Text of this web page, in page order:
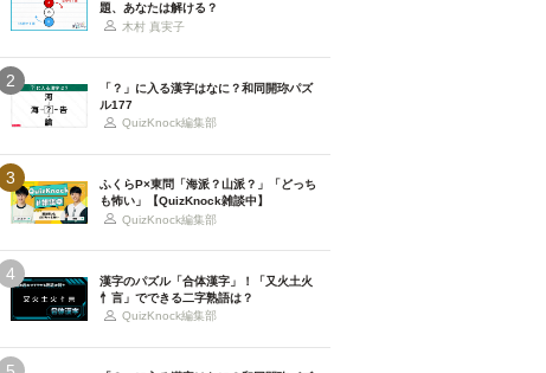
題、あなたは解ける？
木村 真実子
2
「？」に入る漢字はなに？和同開珎パズ
ル177
QuizKnock編集部
3
ふくらP×東問「海派？山派？」「どっち
も怖い」【QuizKnock雑談中】
QuizKnock編集部
4
漢字のパズル「合体漢字」！「又火土火
忄言」でできる二字熟語は？
QuizKnock編集部